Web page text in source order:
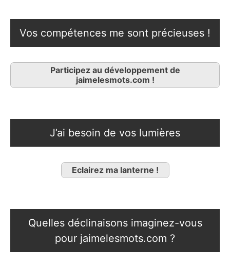
Vos compétences me sont précieuses !
Participez au développement de
jaimelesmots.com !
J’ai besoin de vos lumières
Eclairez ma lanterne !
Quelles déclinaisons imaginez-vous
pour jaimelesmots.com ?